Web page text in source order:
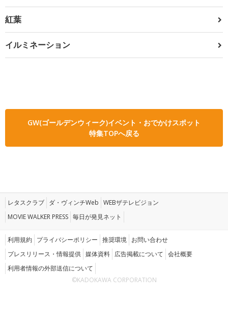
紅葉
イルミネーション
GW(ゴールデンウィーク)イベント・おでかけスポット
特集TOPへ戻る
レタスクラブ ダ・ヴィンチWeb WEBザテレビジョン
MOVIE WALKER PRESS 毎日が発見ネット
利用規約 プライバシーポリシー 推奨環境 お問い合わせ
プレスリリース・情報提供 媒体資料 広告掲載について 会社概要
利用者情報の外部送信について
©KADOKAWA CORPORATION